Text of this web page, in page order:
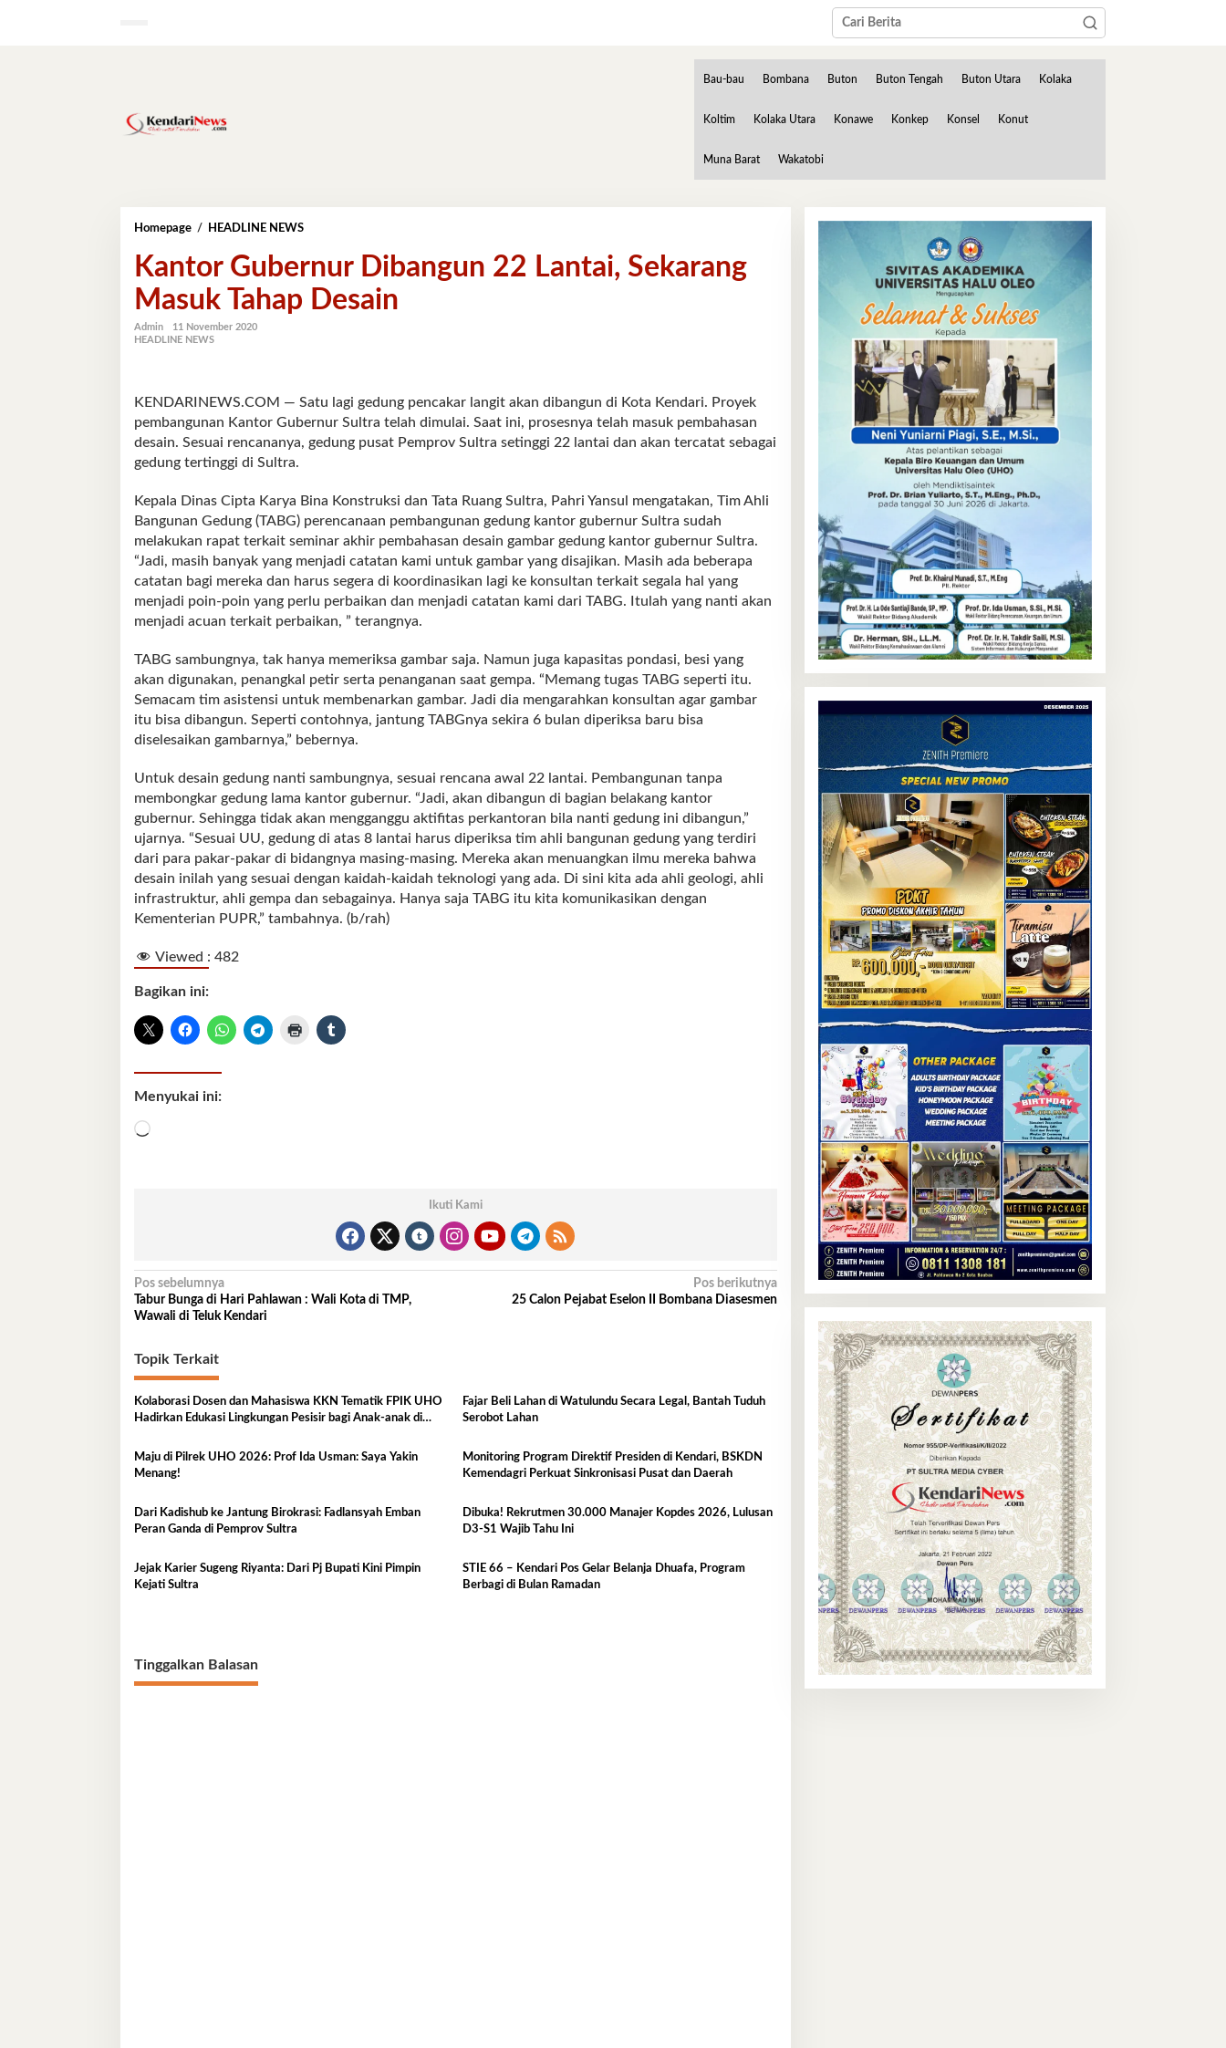
Bau-bau Bombana Buton Buton Tengah Buton Utara Kolaka
Koltim Kolaka Utara Konawe Konkep Konsel Konut
Muna Barat Wakatobi
Homepage / HEADLINE NEWSKantor
Dibangun
22
Lantai,
Sekarang
Kantor Gubernur Dibangun 22 Lantai, Sekarang
Masuk Tahap Desain
Admin
11 November 2020
HEADLINE NEWS
KENDARINEWS.COM — Satu lagi gedung pencakar langit akan dibangun di Kota Kendari. Proyek
pembangunan Kantor Gubernur Sultra telah dimulai. Saat ini, prosesnya telah masuk pembahasan
desain. Sesuai rencananya, gedung pusat Pemprov Sultra setinggi 22 lantai dan akan tercatat sebagai
gedung tertinggi di Sultra.
Kepala Dinas Cipta Karya Bina Konstruksi dan Tata Ruang Sultra, Pahri Yansul mengatakan, Tim Ahli
Bangunan Gedung (TABG) perencanaan pembangunan gedung kantor gubernur Sultra sudah
melakukan rapat terkait seminar akhir pembahasan desain gambar gedung kantor gubernur Sultra.
“Jadi, masih banyak yang menjadi catatan kami untuk gambar yang disajikan. Masih ada beberapa
catatan bagi mereka dan harus segera di koordinasikan lagi ke konsultan terkait segala hal yang
menjadi poin-poin yang perlu perbaikan dan menjadi catatan kami dari TABG. Itulah yang nanti akan
menjadi acuan terkait perbaikan, ” terangnya.
TABG sambungnya, tak hanya memeriksa gambar saja. Namun juga kapasitas pondasi, besi yang
akan digunakan, penangkal petir serta penanganan saat gempa. “Memang tugas TABG seperti itu.
Semacam tim asistensi untuk membenarkan gambar. Jadi dia mengarahkan konsultan agar gambar
itu bisa dibangun. Seperti contohnya, jantung TABGnya sekira 6 bulan diperiksa baru bisa
diselesaikan gambarnya,” bebernya.
Untuk desain gedung nanti sambungnya, sesuai rencana awal 22 lantai. Pembangunan tanpa
membongkar gedung lama kantor gubernur. “Jadi, akan dibangun di bagian belakang kantor
gubernur. Sehingga tidak akan mengganggu aktifitas perkantoran bila nanti gedung ini dibangun,”
ujarnya. “Sesuai UU, gedung di atas 8 lantai harus diperiksa tim ahli bangunan gedung yang terdiri
dari para pakar-pakar di bidangnya masing-masing. Mereka akan menuangkan ilmu mereka bahwa
desain inilah yang sesuai dengan kaidah-kaidah teknologi yang ada. Di sini kita ada ahli geologi, ahli
infrastruktur, ahli gempa dan sebagainya. Hanya saja TABG itu kita komunikasikan dengan
Kementerian PUPR,” tambahnya. (b/rah)
Viewed : 482
Bagikan ini:
Menyukai ini:
Memuat...
Ikuti Kami
Navigasi
pos
Pos sebelumnya
Tabur Bunga di Hari Pahlawan : Wali Kota di TMP,
Wawali di Teluk Kendari
Pos berikutnya
25 Calon Pejabat Eselon II Bombana Diasesmen
Topik Terkait
Kolaborasi Dosen dan Mahasiswa KKN Tematik FPIK UHO
Hadirkan Edukasi Lingkungan Pesisir bagi Anak-anak di
Fajar Beli Lahan di Watulundu Secara Legal, Bantah Tuduh
Serobot Lahan
Maju di Pilrek UHO 2026: Prof Ida Usman: Saya Yakin
Menang!
Monitoring Program Direktif Presiden di Kendari, BSKDN
Kemendagri Perkuat Sinkronisasi Pusat dan Daerah
Dari Kadishub ke Jantung Birokrasi: Fadlansyah Emban
Peran Ganda di Pemprov Sultra
Dibuka! Rekrutmen 30.000 Manajer Kopdes 2026, Lulusan
D3-S1 Wajib Tahu Ini
Jejak Karier Sugeng Riyanta: Dari Pj Bupati Kini Pimpin
Kejati Sultra
STIE 66 – Kendari Pos Gelar Belanja Dhuafa, Program
Berbagi di Bulan Ramadan
Tinggalkan Balasan